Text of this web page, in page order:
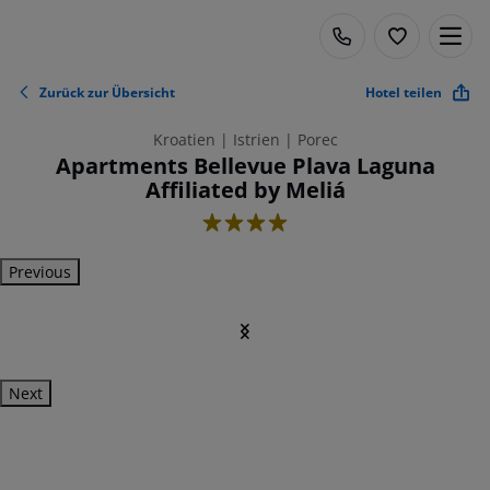
Zurück zur Übersicht Hotel teilen
Kroatien | Istrien | Porec
Apartments Bellevue Plava Laguna
Affiliated by Meliá
4
Previous
Next